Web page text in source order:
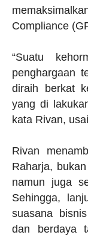
Compliance
“Suatu
penghargaan
diraih berkat
yang di
kata Rivan,
Rivan
Raharja,
namun juga
Sehingga,
suasana
dan berdaya